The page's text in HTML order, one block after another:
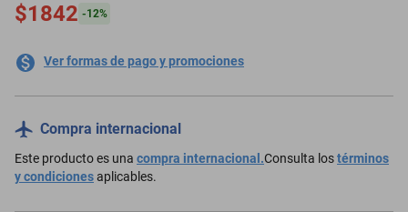
$1842 -12%
Ver formas de pago y promociones
Compra internacional
Este producto es una compra internacional.Consulta lostérminos
y condicionesaplicables.